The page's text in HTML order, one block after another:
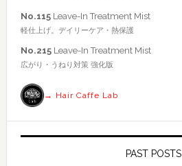
検
す
No.115Leave-In Treatment Mist
軽仕上げ。デイリーケア・熱保護
No.215Leave-In Treatment Mist
広がり・うねり対策 強化版
→ Hair Caffe Lab
PAST POSTS